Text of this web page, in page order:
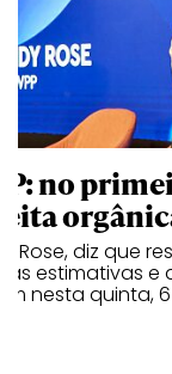
no
Rose, diz que
as estimativas e
nesta quinta, 6